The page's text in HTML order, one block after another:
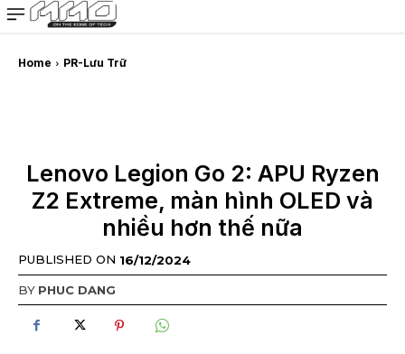
MMOSITE - Thông tin công nghệ
Bài viết nổi bật
Home PR-Lưu Trữ
Lenovo Legion Go 2: APU Ryzen
Z2 Extreme, màn hình OLED và
nhiều hơn thế nữa
PUBLISHED ON 16/12/2024
BY PHUC DANG